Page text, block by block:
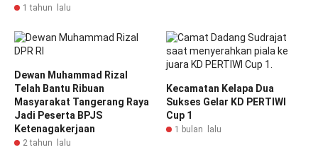
1 tahun lalu
Dewan Muhammad Rizal
Telah Bantu Ribuan
Masyarakat Tangerang Raya
Jadi Peserta BPJS
Ketenagakerjaan
2 tahun lalu
Kecamatan Kelapa Dua
Sukses Gelar KD PERTIWI
Cup 1
1 bulan lalu